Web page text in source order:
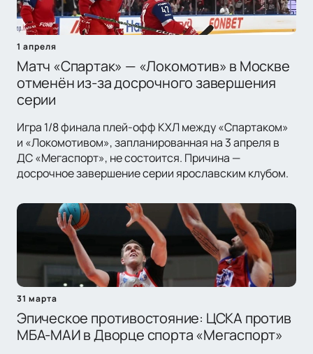
1 апреля
Матч «Спартак» — «Локомотив» в Москве
отменён из-за досрочного завершения
серии
Игра 1/8 финала плей-офф КХЛ между «Спартаком»
и «Локомотивом», запланированная на 3 апреля в
ДС «Мегаспорт», не состоится. Причина —
досрочное завершение серии ярославским клубом.
31 марта
Эпическое противостояние: ЦСКА против
МБА-МАИ в Дворце спорта «Мегаспорт»